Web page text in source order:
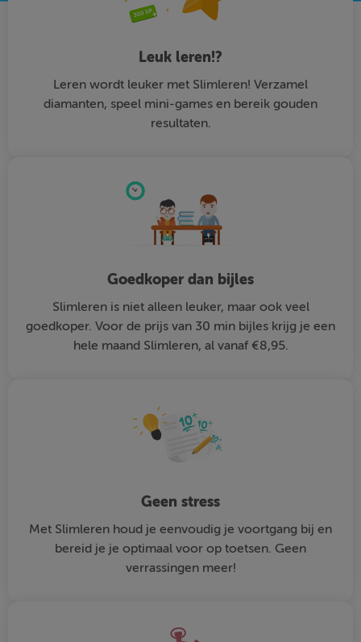
Leuk leren!?
Leren wordt leuker met Slimleren! Verzamel
diamanten, speel mini-games en bereik gouden
resultaten.
Goedkoper dan bijles
Slimleren is niet alleen leuker, maar ook veel
goedkoper. Voor de prijs van 30 min bijles krijg je een
hele maand Slimleren, al vanaf €8,95.
Geen stress
Met Slimleren houd je eenvoudig je voortgang bij en
bereid je je optimaal voor op toetsen. Geen
verrassingen meer!